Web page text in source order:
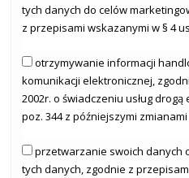
tych danych do celów
z przepisami wskazanymi w § 4
otrzymywanie informacji
komunikacji elektronicznej,
2002r. o świadczeniu usług drogą
poz. 344 z późniejszymi zmianami
przetwarzanie swoich danych
tych danych, zgodnie z